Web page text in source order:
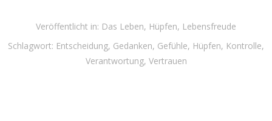
Veröffentlicht in: Das Leben, Hüpfen, Lebensfreude
Schlagwort: Entscheidung, Gedanken, Gefühle, Hüpfen, Kontrolle,
Verantwortung, Vertrauen